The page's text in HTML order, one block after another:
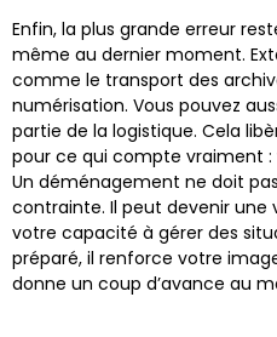
Enfin, la plus grande erreur
même au dernier moment.
comme le transport des
numérisation. Vous pouvez
partie de la logistique. Cela
pour ce qui compte vraiment
Un déménagement ne doit
contrainte. Il peut devenir une
votre capacité à gérer des
préparé, il renforce votre
donne un coup d’avance au